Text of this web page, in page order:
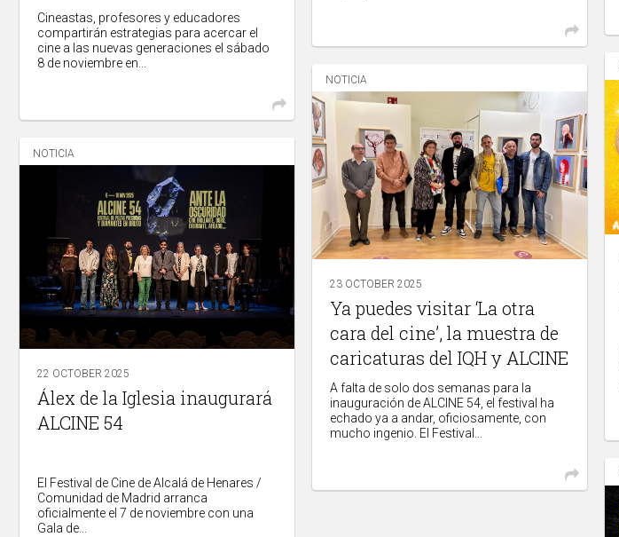
Cineastas, profesores y educadores
compartirán estrategias para acercar el
cine a las nuevas generaciones el sábado
8 de noviembre en...
NOTICIA
23 OCTOBER 2025
Ya puedes visitar ‘La otra
cara del cine’, la muestra de
caricaturas del IQH y ALCINE
A falta de solo dos semanas para la
inauguración de ALCINE 54, el festival ha
echado ya a andar, oficiosamente, con
mucho ingenio. El Festival...
NOTICIA
22 OCTOBER 2025
Álex de la Iglesia inaugurará
ALCINE 54
El Festival de Cine de Alcalá de Henares /
Comunidad de Madrid arranca
oficialmente el 7 de noviembre con una
Gala de...